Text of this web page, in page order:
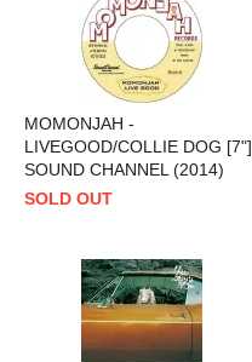
MOMONJAH -
LIVEGOOD/COLLIE DOG [7"]
SOUND CHANNEL (2014)
SOLD OUT